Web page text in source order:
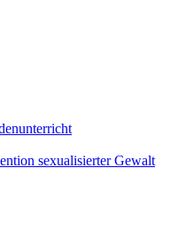
sexualisierter Gewalt